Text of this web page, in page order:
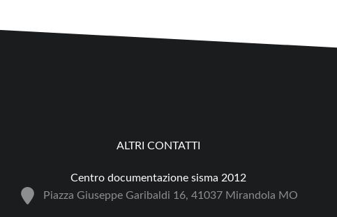
ALTRI CONTATTI
Centro documentazione sisma 2012
Piazza Giuseppe Garibaldi 16, 41037 Mirandola MO